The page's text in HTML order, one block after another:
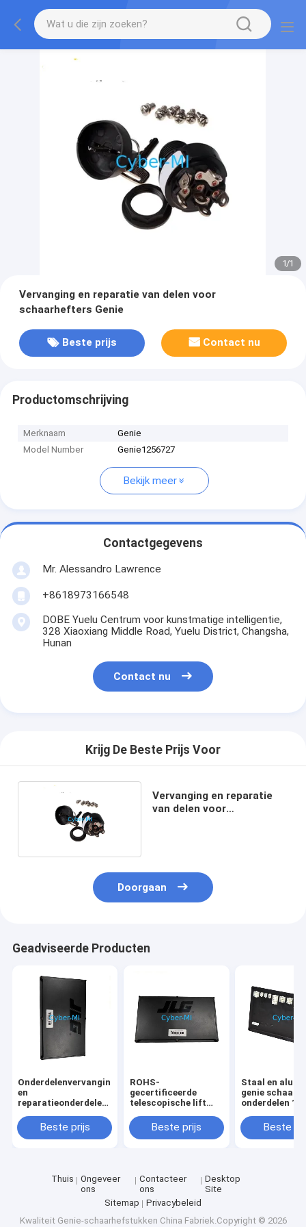
1/1
Vervanging en reparatie van delen voor
schaarhefters Genie
Beste prijs Contact nu
Productomschrijving
Merknaam
Genie
Model Number
Genie1256727
Bekijk meer
Contactgegevens
Mr. Alessandro Lawrence
+8618973166548
DOBE Yuelu Centrum voor kunstmatige intelligentie,
328 Xiaoxiang Middle Road, Yuelu District, Changsha,
Hunan
Contact nu
Krijg De Beste Prijs Voor
Vervanging en reparatie
van delen voor
Doorgaan
Geadviseerde Producten
Onderdelenvervanging
en
reparatieonderdelen
schaarlift,
duurzaam, zwaar,
Beste prijs
ROHS-
gecertificeerde
telescopische lift
uitrustingsonderdelen
die een verbeterd
werkzaamheden
Beste prijs
Staal en
genie schaar
onderdelen
industriële
onderdelen
Beste
Thuis
Ongeveer
ons
Contacteer
ons
Desktop
Site
Sitemap
Privacybeleid
Kwaliteit Genie-schaarhefstukken China Fabriek.Copyright © 2026